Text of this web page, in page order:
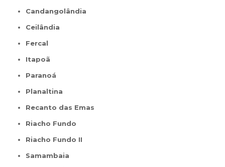
Candangolândia
Ceilândia
Fercal
Itapoã
Paranoá
Planaltina
Recanto das Emas
Riacho Fundo
Riacho Fundo II
Samambaia